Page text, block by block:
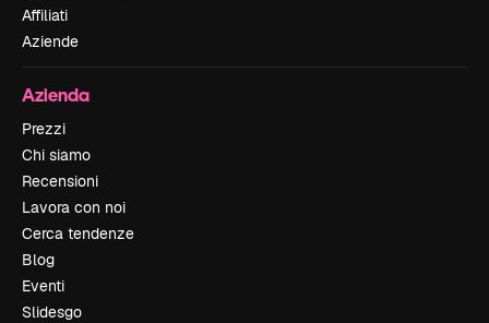
Affiliati
Aziende
Azienda
Prezzi
Chi siamo
Recensioni
Lavora con noi
Cerca tendenze
Blog
Eventi
Slidesgo